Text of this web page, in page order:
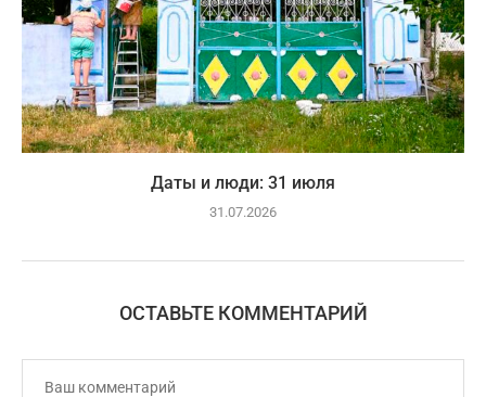
Даты и люди: 31 июля
31.07.2026
ОСТАВЬТЕ КОММЕНТАРИЙ